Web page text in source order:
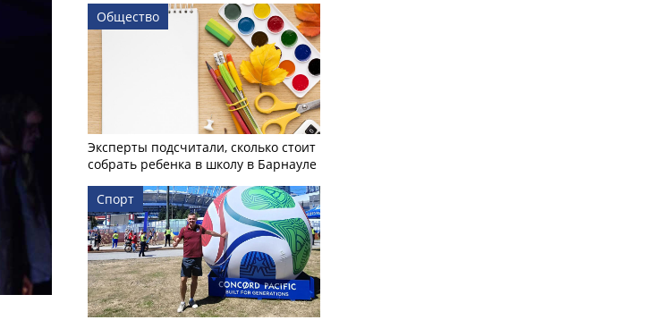
Общество
Эксперты подсчитали, сколько стоит
собрать ребенка в школу в Барнауле
Спорт